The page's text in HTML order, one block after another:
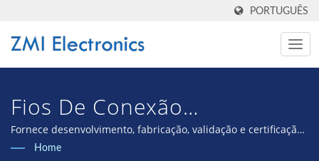
PORTUGUÊS
Fios De Conexão
MédicosPesquisado |
Fornece desenvolvimento, fabricação, validação e certificação
internacional de dispositivos médicos OEM/ODM.
Home